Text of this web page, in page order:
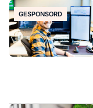
GESPONSORD